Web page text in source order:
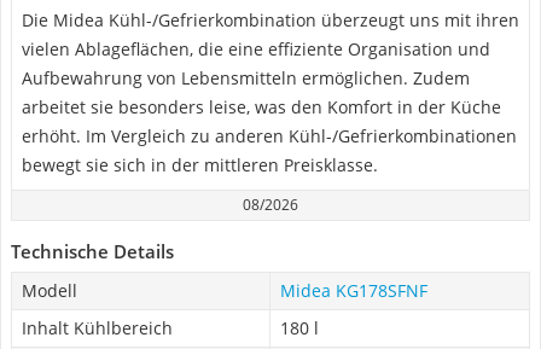
Die Midea Kühl-/Gefrierkombination überzeugt uns mit ihren
vielen Ablageflächen, die eine effiziente Organisation und
Aufbewahrung von Lebensmitteln ermöglichen. Zudem
arbeitet sie besonders leise, was den Komfort in der Küche
erhöht. Im Vergleich zu anderen Kühl-/Gefrierkombinationen
bewegt sie sich in der mittleren Preisklasse.
08/2026
Technische Details
Modell
Midea KG178SFNF
Inhalt Kühlbereich
180 l